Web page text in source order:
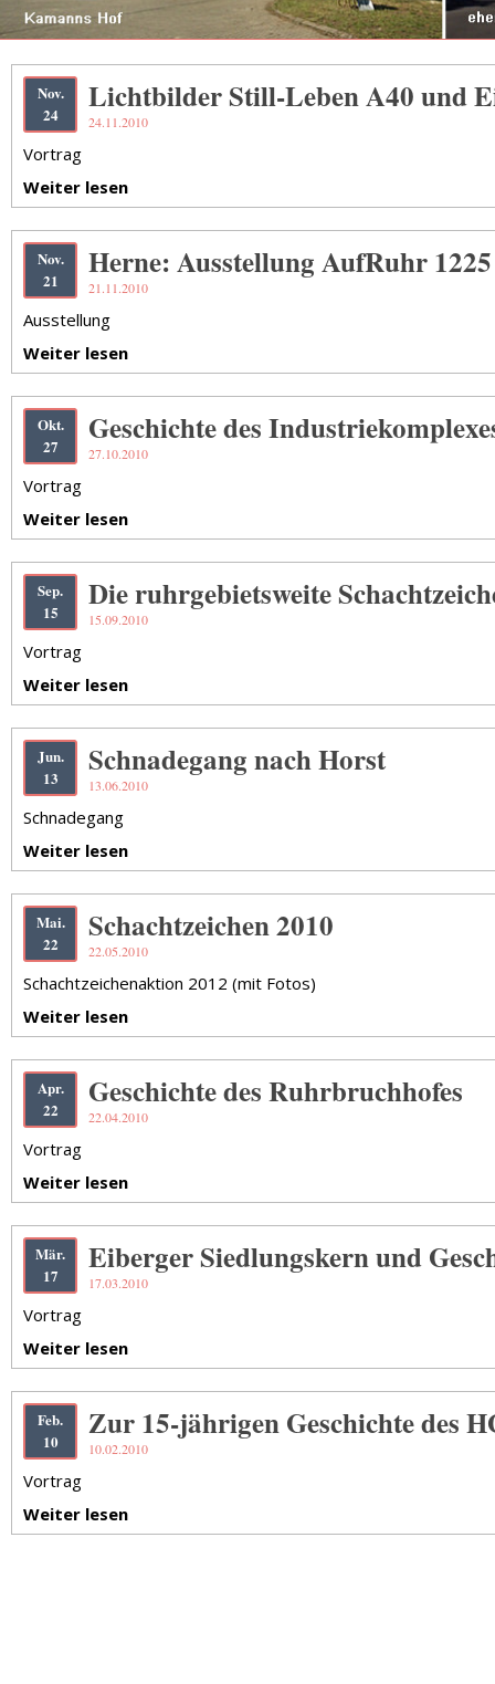
Nov.
24
Lichtbilder Still-Leben A40 und
24.11.2010
Vortrag
Weiter lesen
Nov.
21
Herne: Ausstellung AufRuhr 1225
21.11.2010
Ausstellung
Weiter lesen
Okt.
27
Geschichte des
27.10.2010
Vortrag
Weiter lesen
Sep.
15
Die ruhrgebietsweite
15.09.2010
Vortrag
Weiter lesen
Jun.
13
Schnadegang nach Horst
13.06.2010
Schnadegang
Weiter lesen
Mai.
22
Schachtzeichen 2010
22.05.2010
Schachtzeichenaktion 2012 (mit Fotos)
Weiter lesen
Apr.
22
Geschichte des Ruhrbruchhofes
22.04.2010
Vortrag
Weiter lesen
Mär.
17
Eiberger Siedlungskern und
17.03.2010
Vortrag
Weiter lesen
Feb.
10
Zur 15-jährigen Geschichte des
10.02.2010
Vortrag
Weiter lesen